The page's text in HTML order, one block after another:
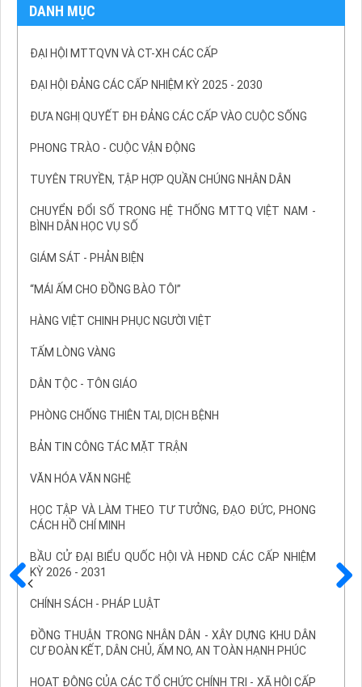
DANH MỤC
ĐẠI HỘI MTTQVN VÀ CT-XH CÁC CẤP
ĐẠI HỘI ĐẢNG CÁC CẤP NHIỆM KỲ 2025 - 2030
ĐƯA NGHỊ QUYẾT ĐH ĐẢNG CÁC CẤP VÀO CUỘC SỐNG
PHONG TRÀO - CUỘC VẬN ĐỘNG
TUYÊN TRUYỀN, TẬP HỢP QUẦN CHÚNG NHÂN DÂN
CHUYỂN ĐỔI SỐ TRONG HỆ THỐNG MTTQ VIỆT NAM -
BÌNH DÂN HỌC VỤ SỐ
GIÁM SÁT - PHẢN BIỆN
“MÁI ẤM CHO ĐỒNG BÀO TÔI”
HÀNG VIỆT CHINH PHỤC NGƯỜI VIỆT
TẤM LÒNG VÀNG
DÂN TỘC - TÔN GIÁO
PHÒNG CHỐNG THIÊN TAI, DỊCH BỆNH
BẢN TIN CÔNG TÁC MẶT TRẬN
VĂN HÓA VĂN NGHỆ
HỌC TẬP VÀ LÀM THEO TƯ TƯỞNG, ĐẠO ĐỨC, PHONG
CÁCH HỒ CHÍ MINH
BẦU CỬ ĐẠI BIỂU QUỐC HỘI VÀ HĐND CÁC CẤP NHIỆM
KỲ 2026 - 2031
CHÍNH SÁCH - PHÁP LUẬT
ĐỒNG THUẬN TRONG NHÂN DÂN - XÂY DỰNG KHU DÂN
CƯ ĐOÀN KẾT, DÂN CHỦ, ẤM NO, AN TOÀN HẠNH PHÚC
HOẠT ĐỘNG CỦA CÁC TỔ CHỨC CHÍNH TRỊ - XÃ HỘI CẤP
Trước